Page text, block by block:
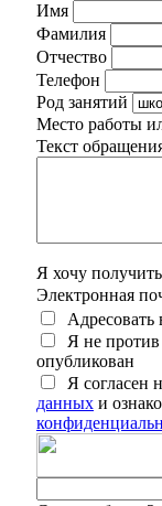
Имя
Фамилия
Отчество
Телефон
Род занятий
Место работы
Текст
Я хочу
Электронная
Адресовать
Я не
опубликован
Я согласен
данных и